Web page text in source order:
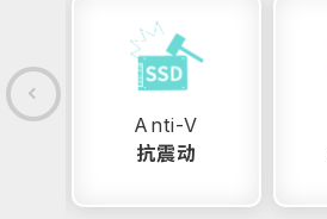
Anti-V
抗震动